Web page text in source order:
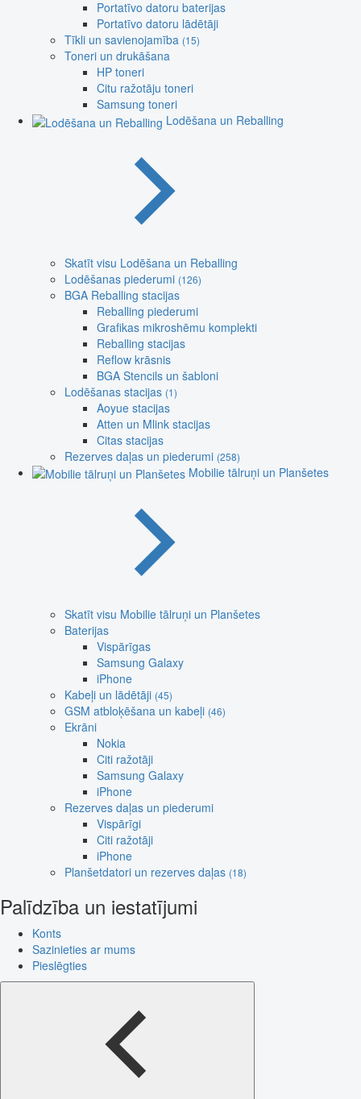
Portatīvo datoru baterijas
Portatīvo datoru lādētāji
Tīkli un savienojamība (15)
Toneri un drukāšana
HP toneri
Citu ražotāju toneri
Samsung toneri
Lodēšana un Reballing
Skatīt visu Lodēšana un Reballing
Lodēšanas piederumi (126)
BGA Reballing stacijas
Reballing piederumi
Grafikas mikroshēmu komplekti
Reballing stacijas
Reflow krāsnis
BGA Stencils un šabloni
Lodēšanas stacijas (1)
Aoyue stacijas
Atten un Mlink stacijas
Citas stacijas
Rezerves daļas un piederumi (258)
Mobilie tālruņi un Planšetes
Skatīt visu Mobilie tālruņi un Planšetes
Baterijas
Vispārīgas
Samsung Galaxy
iPhone
Kabeļi un lādētāji (45)
GSM atbloķēšana un kabeļi (46)
Ekrāni
Nokia
Citi ražotāji
Samsung Galaxy
iPhone
Rezerves daļas un piederumi
Vispārīgi
Citi ražotāji
iPhone
Planšetdatori un rezerves daļas (18)
Palīdzība un iestatījumi
Konts
Sazinieties ar mums
Pieslēgties